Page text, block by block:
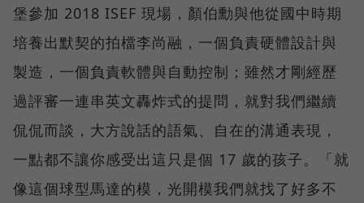
堡參加 2018 ISEF 現場，顏伯勳與他從國中時期
培養出默契的拍檔李尚融，一個負責硬體設計與
製造，一個負責軟體與自動控制；雖然才剛經歷
過評審一連串英文轟炸式的提問，就對我們繼續
侃侃而談，大方說話的語氣、自在的溝通表現，
一點都不讓你感受出這只是個 17 歲的孩子。「就
像這個球型馬達的模，光開模我們就找了好多不